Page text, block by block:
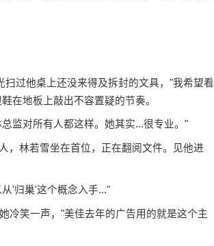
过他桌上还没来得及拆封的文具，"我希望看
在地板上敲出不容置疑的节奏。
监对所有人都这样。她其实...很专业。"
，林若雪坐在首位，正在翻阅文件。见他进
'归巢'这个概念入手..."
冷笑一声，"美佳去年的广告用的就是这个主